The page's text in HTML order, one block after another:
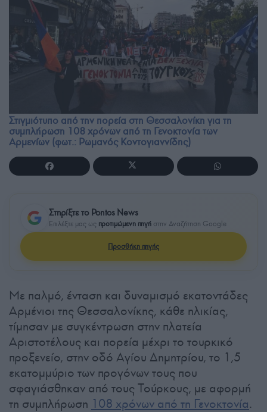
Στιγμιότυπο από την πορεία στη Θεσσαλονίκη για τη
συμπλήρωση 108 χρόνων από τη Γενοκτονία των
Αρμενίων (φωτ.: Ρωμανός Κοντογιαννίδης)
Στηρίξτε το Pontos News
Επιλέξτε μας ως προτιμώμενη πηγή στην Αναζήτηση Google
Προσθήκη πηγής
Με παλμό, ένταση και δυναμισμό εκατοντάδες
Αρμένιοι της Θεσσαλονίκης, κάθε ηλικίας,
τίμησαν με συγκέντρωση στην πλατεία
Αριστοτέλους και πορεία μέχρι το τουρκικό
προξενείο, στην οδό Αγίου Δημητρίου, το 1,5
εκατομμύριο των προγόνων τους που
σφαγιάσθηκαν από τους Τούρκους, με αφορμή
τη συμπλήρωση 108 χρόνων από τη Γενοκτονία.